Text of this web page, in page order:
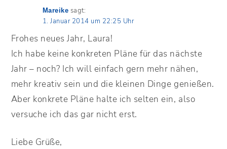
Mareike sagt:
1. Januar 2014 um 22:25 Uhr
Frohes neues Jahr, Laura!
Ich habe keine konkreten Pläne für das nächste
Jahr – noch? Ich will einfach gern mehr nähen,
mehr kreativ sein und die kleinen Dinge genießen.
Aber konkrete Pläne halte ich selten ein, also
versuche ich das gar nicht erst.
Liebe Grüße,